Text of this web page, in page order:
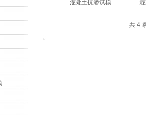
混凝土抗渗试模
共 4